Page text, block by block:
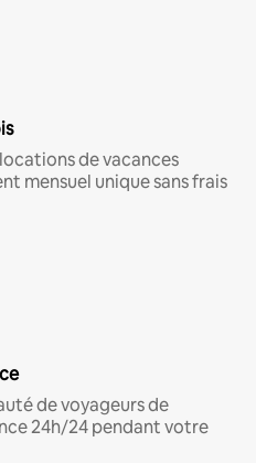
de vacances
mensuel unique sans frais
de voyageurs de
24h/24 pendant votre